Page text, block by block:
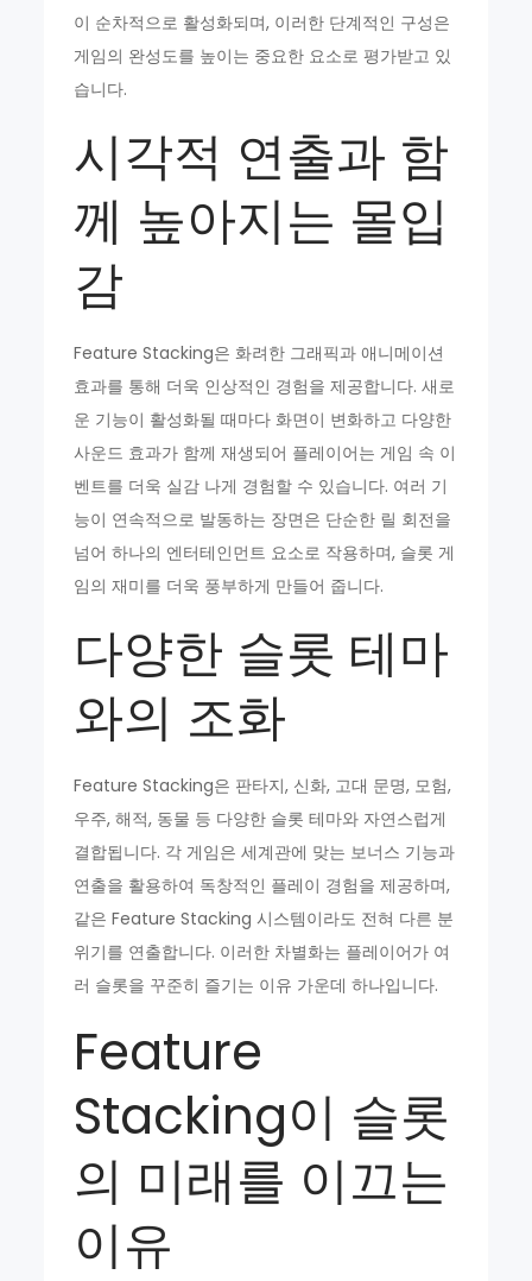
이 순차적으로 활성화되며, 이러한 단계적인 구성은
게임의 완성도를 높이는 중요한 요소로 평가받고 있
습니다.
시각적 연출과 함
께 높아지는 몰입
감
Feature Stacking은 화려한 그래픽과 애니메이션
효과를 통해 더욱 인상적인 경험을 제공합니다. 새로
운 기능이 활성화될 때마다 화면이 변화하고 다양한
사운드 효과가 함께 재생되어 플레이어는 게임 속 이
벤트를 더욱 실감 나게 경험할 수 있습니다. 여러 기
능이 연속적으로 발동하는 장면은 단순한 릴 회전을
넘어 하나의 엔터테인먼트 요소로 작용하며, 슬롯 게
임의 재미를 더욱 풍부하게 만들어 줍니다.
다양한 슬롯 테마
와의 조화
Feature Stacking은 판타지, 신화, 고대 문명, 모험,
우주, 해적, 동물 등 다양한 슬롯 테마와 자연스럽게
결합됩니다. 각 게임은 세계관에 맞는 보너스 기능과
연출을 활용하여 독창적인 플레이 경험을 제공하며,
같은 Feature Stacking 시스템이라도 전혀 다른 분
위기를 연출합니다. 이러한 차별화는 플레이어가 여
러 슬롯을 꾸준히 즐기는 이유 가운데 하나입니다.
Feature
Stacking이 슬롯
의 미래를 이끄는
이유